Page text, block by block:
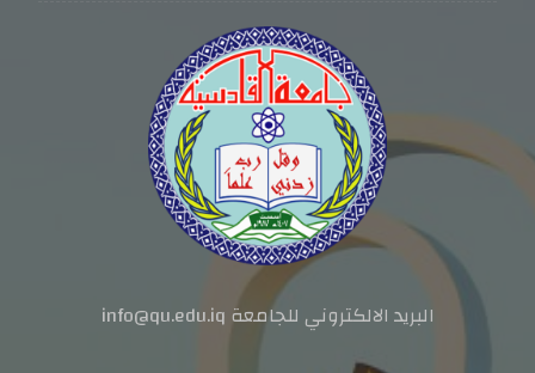
البريد الالكتروني للجامعة info@qu.edu.iq